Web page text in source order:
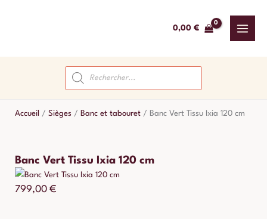
0,00 €
Recherche
de
produits
Accueil / Sièges / Banc et tabouret / Banc Vert Tissu Ixia 120 cm
Banc Vert Tissu Ixia 120 cm
799,00 €